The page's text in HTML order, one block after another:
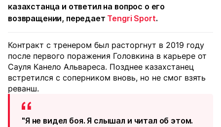
казахстанца и ответил на вопрос о его
возвращении, передает Tengri Sport.
Контракт с тренером был расторгнут в 2019 году
после первого поражения Головкина в карьере от
Сауля Канело Альвареса. Позднее казахстанец
встретился с соперником вновь, но не смог взять
реванш.
"Я не видел боя. Я слышал и читал об этом.